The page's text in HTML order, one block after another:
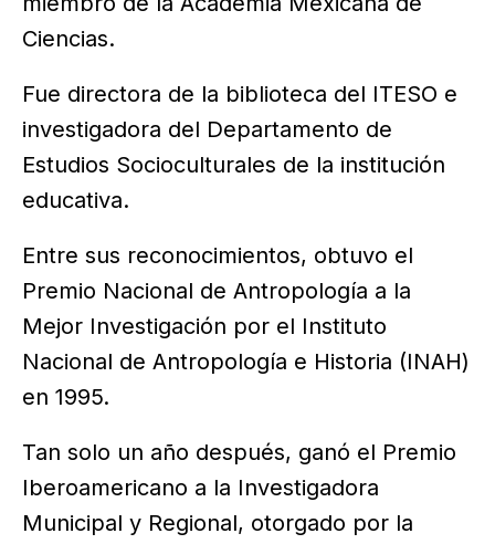
Ciencias.
Fue directora de la biblioteca del ITESO e
investigadora del Departamento de
Estudios Socioculturales de la institución
educativa.
Entre sus reconocimientos, obtuvo el
Premio Nacional de Antropología a la
Mejor Investigación por el Instituto
Nacional de Antropología e Historia (INAH)
en 1995.
Tan solo un año después, ganó el Premio
Iberoamericano a la Investigadora
Municipal y Regional, otorgado por la